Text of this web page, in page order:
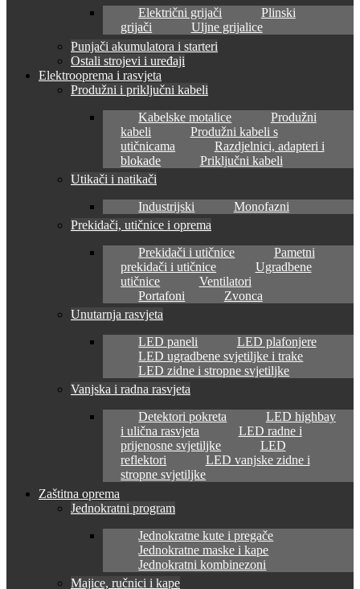
Električni grijači
Plinski
grijači
Uljne grijalice
Punjači akumulatora i starteri
Ostali strojevi i uređaji
Elektrooprema i rasvjeta
Produžni i priključni kabeli
Kabelske motalice
Produžni
kabeli
Produžni kabeli s
utičnicama
Razdjelnici, adapteri i
blokade
Priključni kabeli
Utikači i natikači
Industrijski
Monofazni
Prekidači, utičnice i oprema
Prekidači i utičnice
Pametni
prekidači i utičnice
Ugradbene
utičnice
Ventilatori
Portafoni
Zvonca
Unutarnja rasvjeta
LED paneli
LED plafonjere
LED ugradbene svjetiljke i trake
LED zidne i stropne svjetiljke
Vanjska i radna rasvjeta
Detektori pokreta
LED highbay
i ulična rasvjeta
LED radne i
prijenosne svjetiljke
LED
reflektori
LED vanjske zidne i
stropne svjetiljke
Zaštitna oprema
Jednokratni program
Jednokratne kute i pregače
Jednokratne maske i kape
Jednokratni kombinezoni
Majice, ručnici i kape